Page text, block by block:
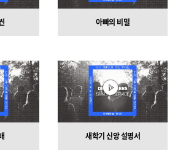
아빠의 비밀
새학기 신앙 설명서